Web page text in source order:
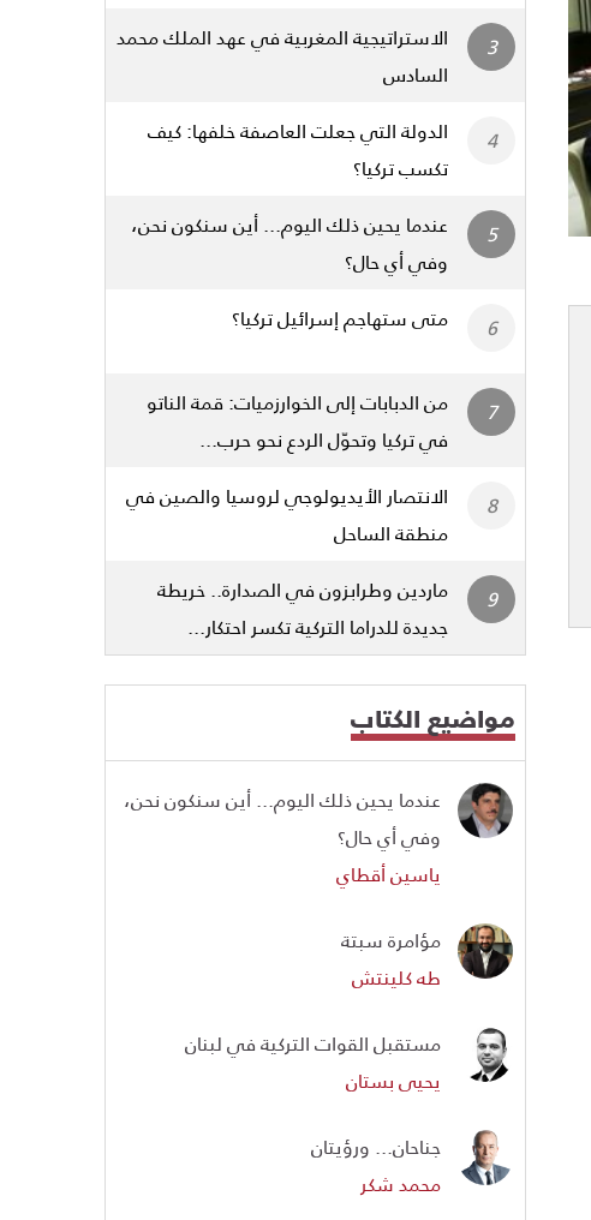
الاستراتيجية المغربية في عهد الملك محمد
السادس
الدولة التي جعلت العاصفة خلفها: كيف
تكسب تركيا؟
عندما يحين ذلك اليوم... أين سنكون نحن،
وفي أي حال؟
متى ستهاجم إسرائيل تركيا؟
من الدبابات إلى الخوارزميات: قمة الناتو
في تركيا وتحوّل الردع نحو حرب...
الانتصار الأيديولوجي لروسيا والصين في
منطقة الساحل
ماردين وطرابزون في الصدارة.. خريطة
جديدة للدراما التركية تكسر احتكار...
مواضيع الكتاب
عندما يحين ذلك اليوم... أين سنكون نحن،
وفي أي حال؟
ياسين أقطاي
مؤامرة سبتة
طه كلينتش
مستقبل القوات التركية في لبنان
يحيى بستان
جناحان... ورؤيتان
محمد شكر